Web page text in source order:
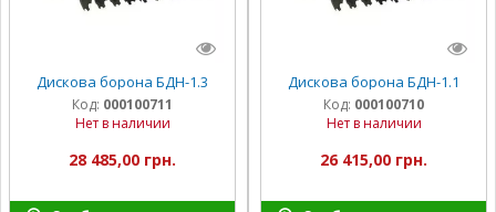
Дискова борона БДН-1.3
Код: 000100711
Нет в наличии
28 485,00 грн.
Дискова борона БДН-1.1
Код: 000100710
Нет в наличии
26 415,00 грн.